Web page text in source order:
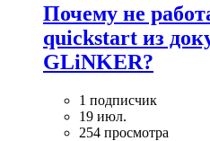
Почему не
quickstart из
GLiNKER?
1 подписчик
19 июл.
254 просмотра